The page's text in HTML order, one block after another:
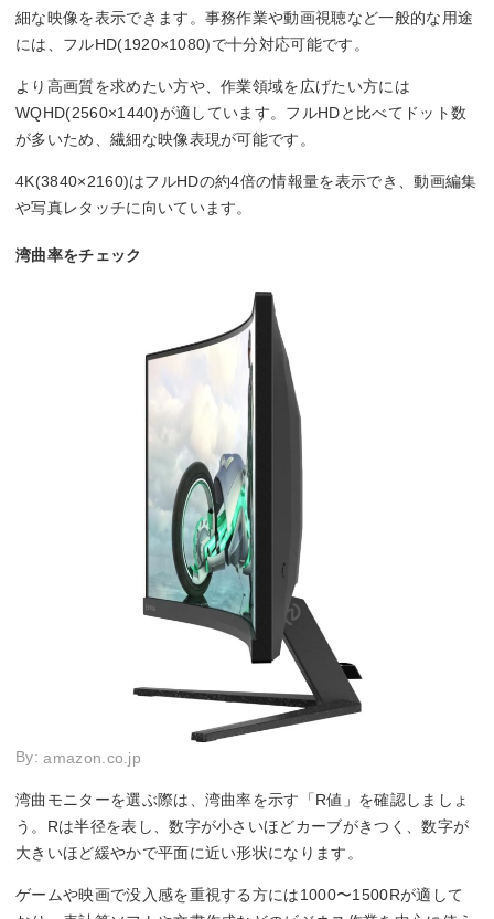
細な映像を表示できます。事務作業や動画視聴など一般的な用途
には、フルHD(1920×1080)で十分対応可能です。
より高画質を求めたい方や、作業領域を広げたい方には
WQHD(2560×1440)が適しています。フルHDと比べてドット数
が多いため、繊細な映像表現が可能です。
4K(3840×2160)はフルHDの約4倍の情報量を表示でき、動画編集
や写真レタッチに向いています。
湾曲率をチェック
By:amazon.co.jp
湾曲モニターを選ぶ際は、湾曲率を示す「R値」を確認しましょ
う。Rは半径を表し、数字が小さいほどカーブがきつく、数字が
大きいほど緩やかで平面に近い形状になります。
ゲームや映画で没入感を重視する方には1000〜1500Rが適して